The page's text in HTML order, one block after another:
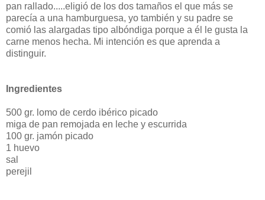
pan rallado.....eligió de los dos tamaños el que más se
parecía a una hamburguesa, yo también y su padre se
comió las alargadas tipo albóndiga porque a él le gusta la
carne menos hecha. Mi intención es que aprenda a
distinguir.
Ingredientes
500 gr. lomo de cerdo ibérico picado
miga de pan remojada en leche y escurrida
100 gr. jamón picado
1 huevo
sal
perejil